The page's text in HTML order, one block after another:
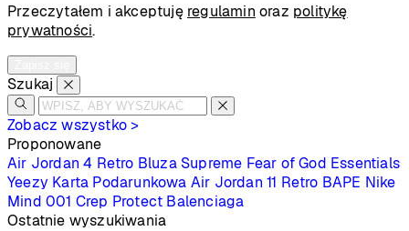
Przeczytałem i akceptuję regulamin oraz politykę
prywatności.
Szukaj
Zobacz wszystko >
Proponowane
Air Jordan 4 Retro Bluza Supreme Fear of God Essentials
Yeezy Karta Podarunkowa Air Jordan 11 Retro BAPE Nike
Mind 001 Crep Protect Balenciaga
Ostatnie wyszukiwania